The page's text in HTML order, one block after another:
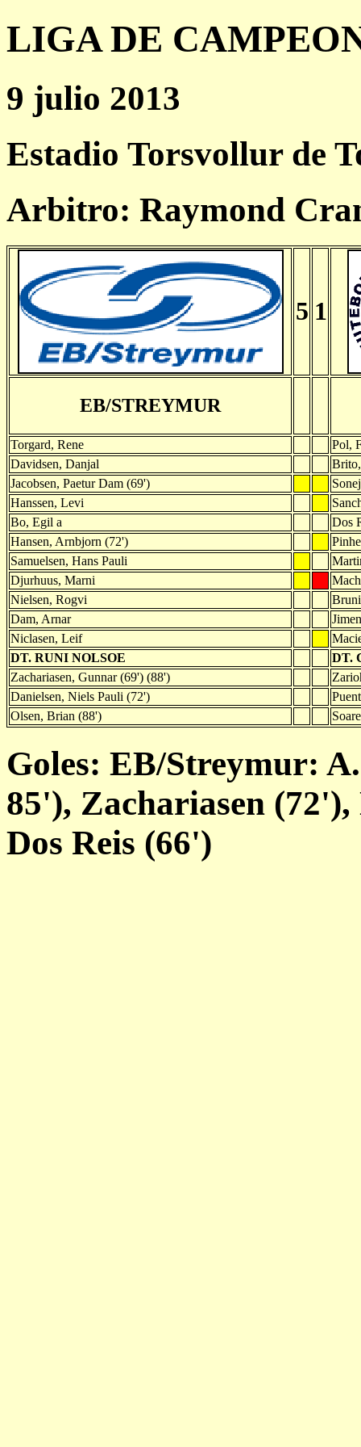
LIGA DE
9 julio 2013
Estadio Torsvollur de
Arbitro: Raymond
5 1
EB/STREYMUR
Torgard, Rene
Pol,
Davidsen, Danjal
Jacobsen, Paetur Dam (69')
Hanssen, Levi
Bo, Egil a
Dos
Hansen, Arnbjorn (72')
Samuelsen, Hans Pauli
Djurhuus, Marni
Nielsen, Rogvi
Dam, Arnar
Niclasen, Leif
DT. RUNI NOLSOE
DT.
Zachariasen, Gunnar (69') (88')
Danielsen, Niels Pauli (72')
Olsen, Brian (88')
Goles: EB/Streymur:
85'), Zachariasen
Dos Reis (66')